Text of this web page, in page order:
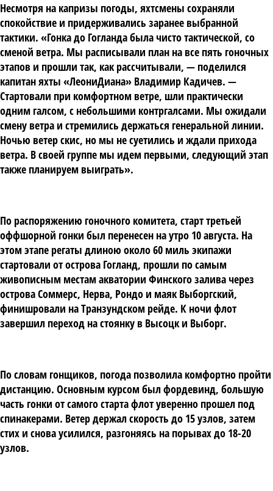
Несмотря на капризы погоды, яхтсмены сохраняли
спокойствие и придерживались заранее выбранной
тактики. «Гонка до Гогланда была чисто тактической, со
сменой ветра. Мы расписывали план на все пять гоночных
этапов и прошли так, как рассчитывали, — поделился
капитан яхты «ЛеониДиана» Владимир Кадичев. —
Стартовали при комфортном ветре, шли практически
одним галсом, с небольшими контргалсами. Мы ожидали
смену ветра и стремились держаться генеральной линии.
Ночью ветер скис, но мы не суетились и ждали прихода
ветра. В своей группе мы идем первыми, следующий этап
также планируем выиграть».
По распоряжению гоночного комитета, старт третьей
оффшорной гонки был перенесен на утро 10 августа. На
этом этапе регаты длиною около 60 миль экипажи
стартовали от острова Гогланд, прошли по самым
живописным местам акватории Финского залива через
острова Соммерс, Нерва, Рондо и маяк Выборгский,
финишровали на Транзундском рейде. К ночи флот
завершил переход на стоянку в Высоцк и Выборг.
По словам гонщиков, погода позволила комфортно пройти
дистанцию. Основным курсом был фордевинд, большую
часть гонки от самого старта флот уверенно прошел под
спинакерами. Ветер держал скорость до 15 узлов, затем
стих и снова усилился, разгоняясь на порывах до 18-20
узлов.